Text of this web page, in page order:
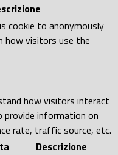
cookie to anonymously
how visitors use the
how visitors interact
provide information on
rate, traffic source, etc.
Descrizione